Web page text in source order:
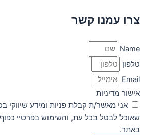
צרו עמנו קשר
Name
טלפון
Email
אישור מדיניות
אני מאשר/ת קבלת פניות ומידע שיווקי
שאוכל לבטל בכל עת, והשימוש בפרטיי
באתר.